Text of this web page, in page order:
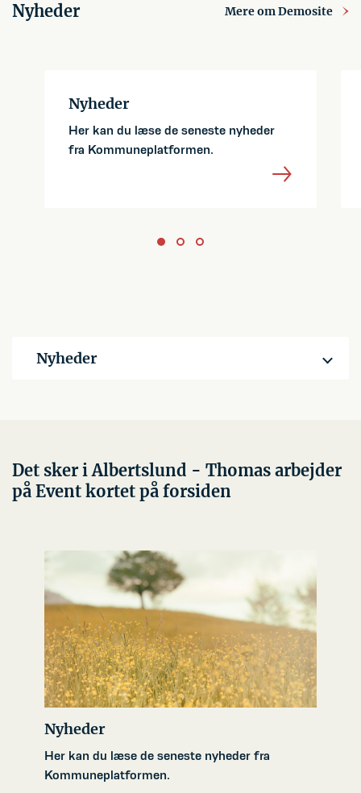
Nyheder Mere om Demosite
Nyheder
Her kan du læse de seneste nyheder
fra Kommuneplatformen.
Nyheder
Det sker i Albertslund - Thomas arbejder
på Event kortet på forsiden
Nyheder
Her kan du læse de seneste nyheder fra
Kommuneplatformen.